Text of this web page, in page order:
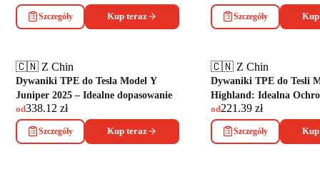
Szczegóły Kup teraz Szczegóły
🇨🇳 Z Chin
Dywaniki TPE do Tesla Model Y
Juniper 2025 – Idealne dopasowanie
od338.12 zł
Szczegóły Kup teraz
🇨🇳 Z Chin
Dywaniki TPE do Tesli
Highland: Idealna
od221.39 zł
Szczegóły